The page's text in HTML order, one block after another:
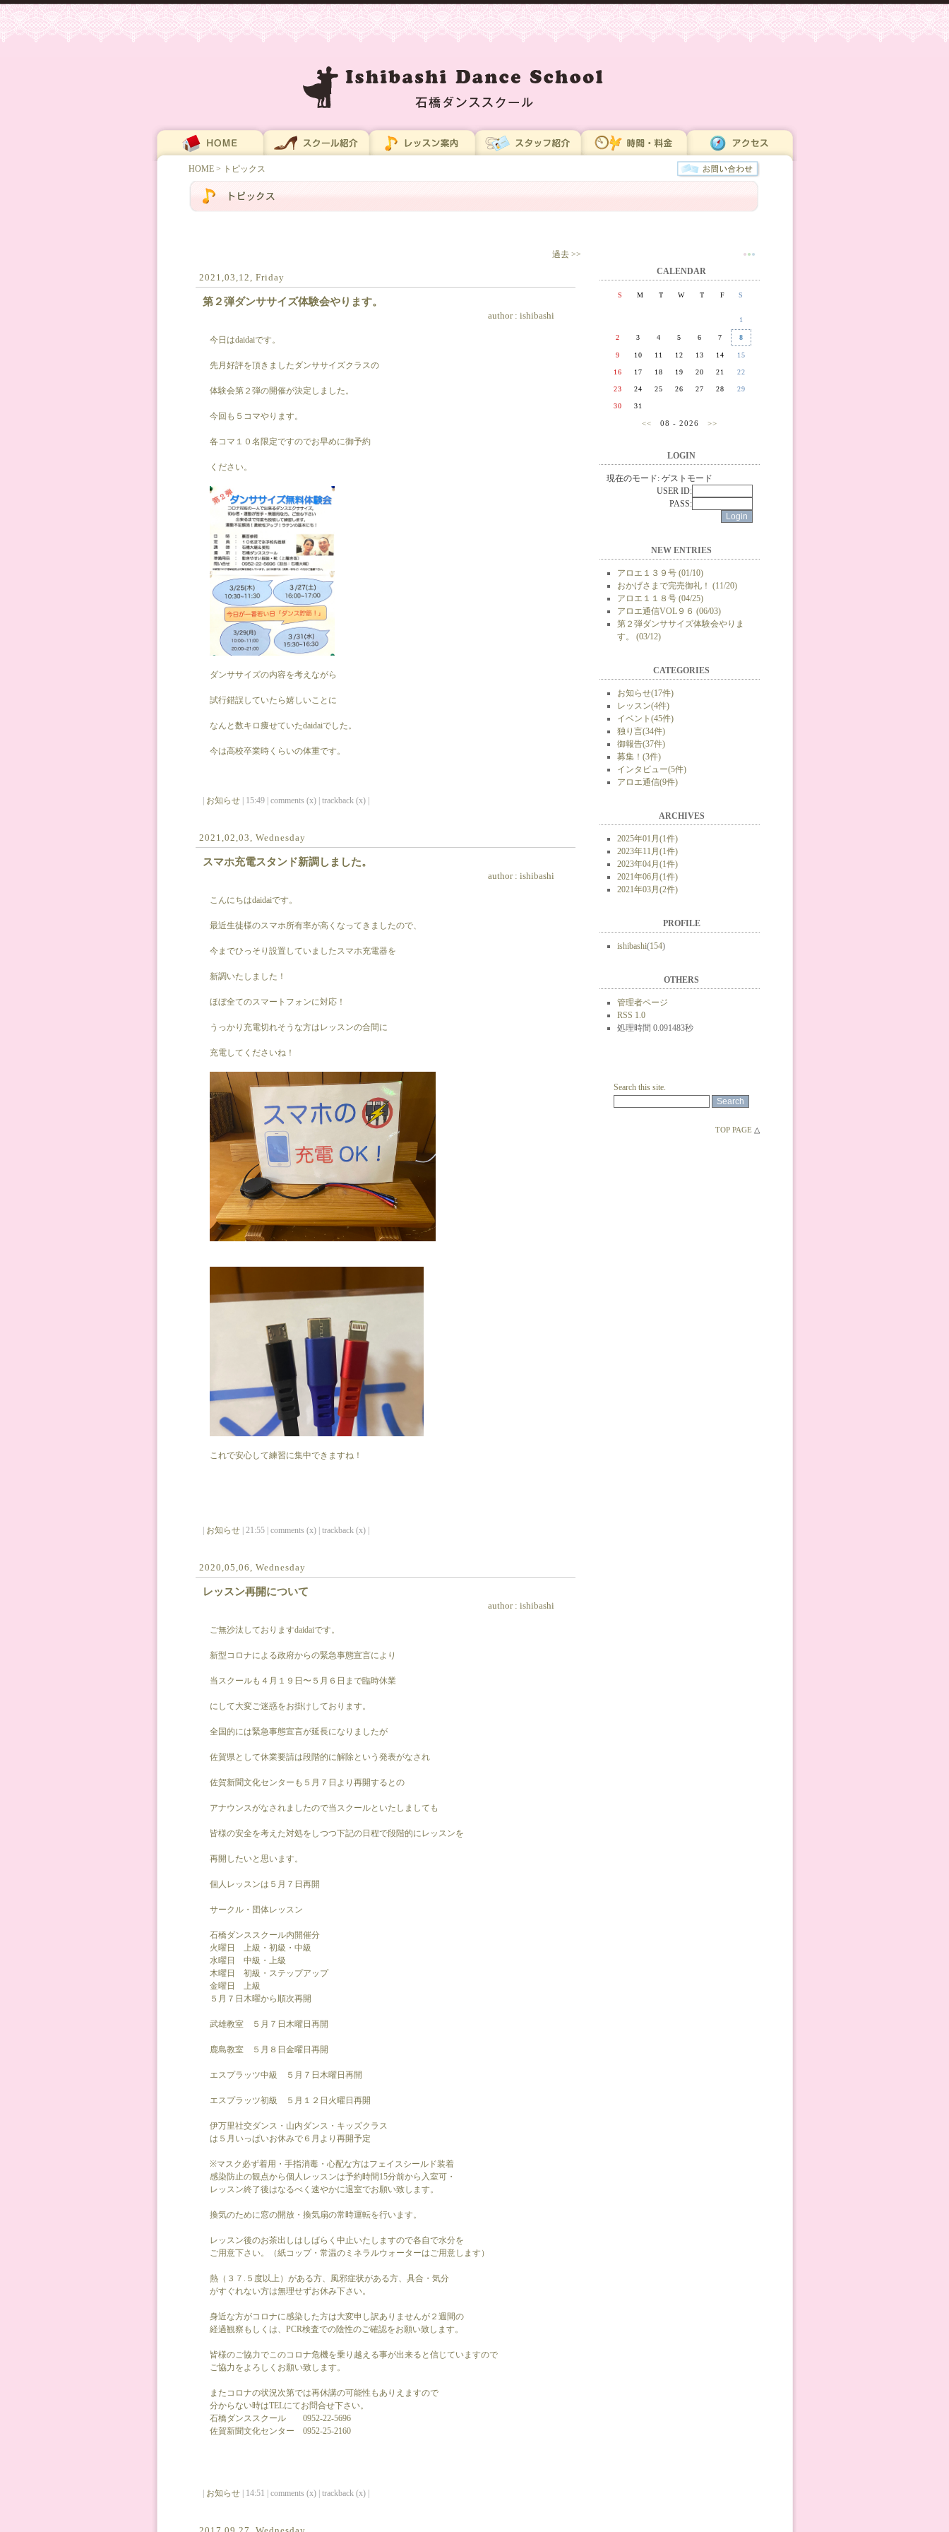
HOME > トピックス
過去 >>
2021,03,12, Friday
第２弾ダンササイズ体験会やります。
author : ishibashi
今日はdaidaiです。
先月好評を頂きましたダンササイズクラスの
体験会第２弾の開催が決定しました。
今回も５コマやります。
各コマ１０名限定ですのでお早めに御予約
ください。
ダンササイズの内容を考えながら
試行錯誤していたら嬉しいことに
なんと数キロ痩せていたdaidaiでした。
今は高校卒業時くらいの体重です。
お知らせ | 15:49 | comments (x) | trackback (x) |
2021,02,03, Wednesday
スマホ充電スタンド新調しました。
author : ishibashi
こんにちはdaidaiです。
最近生徒様のスマホ所有率が高くなってきましたので、
今までひっそり設置していましたスマホ充電器を
新調いたしました！
ほぼ全てのスマートフォンに対応！
うっかり充電切れそうな方はレッスンの合間に
充電してくださいね！
これで安心して練習に集中できますね！
お知らせ | 21:55 | comments (x) | trackback (x) |
2020,05,06, Wednesday
レッスン再開について
author : ishibashi
ご無沙汰しておりますdaidaiです。
新型コロナによる政府からの緊急事態宣言により
当スクールも４月１９日〜５月６日まで臨時休業
にして大変ご迷惑をお掛けしております。
全国的には緊急事態宣言が延長になりましたが
佐賀県として休業要請は段階的に解除という発表がなされ
佐賀新聞文化センターも５月７日より再開するとの
アナウンスがなされましたので当スクールといたしましても
皆様の安全を考えた対処をしつつ下記の日程で段階的にレッスンを
再開したいと思います。
個人レッスンは５月７日再開
サークル・団体レッスン
石橋ダンススクール内開催分
火曜日 上級・初級・中級
水曜日 中級・上級
木曜日 初級・ステップアップ
金曜日 上級
５月７日木曜から順次再開
武雄教室 ５月７日木曜日再開
鹿島教室 ５月８日金曜日再開
エスプラッツ中級 ５月７日木曜日再開
エスプラッツ初級 ５月１２日火曜日再開
伊万里社交ダンス・山内ダンス・キッズクラス
は５月いっぱいお休みで６月より再開予定
※マスク必ず着用・手指消毒・心配な方はフェイスシールド装着
感染防止の観点から個人レッスンは予約時間15分前から入室可・
レッスン終了後はなるべく速やかに退室でお願い致します。
換気のために窓の開放・換気扇の常時運転を行います。
レッスン後のお茶出しはしばらく中止いたしますので各自で水分を
ご用意下さい。（紙コップ・常温のミネラルウォーターはご用意します）
熱（３７.５度以上）がある方、風邪症状がある方、具合・気分
がすぐれない方は無理せずお休み下さい。
身近な方がコロナに感染した方は大変申し訳ありませんが２週間の
経過観察もしくは、PCR検査での陰性のご確認をお願い致します。
皆様のご協力でこのコロナ危機を乗り越える事が出来ると信じていますので
ご協力をよろしくお願い致します。
またコロナの状況次第では再休講の可能性もありえますので
分からない時はTELにてお問合せ下さい。
石橋ダンススクール 0952-22-5696
佐賀新聞文化センター 0952-25-2160
お知らせ | 14:51 | comments (x) | trackback (x) |
●●●
CALENDAR
S M T W T F S
1
2 3 4 5 6 7 8
9 10 11 12 13 14 15
16 17 18 19 20 21 22
23 24 25 26 27 28 29
30 31
<< 08 - 2026>>
LOGIN
現在のモード: ゲストモード
USER ID:
PASS:
NEW ENTRIES
アロエ１３９号 (01/10)
おかげさまで完売御礼！ (11/20)
アロエ１１８号 (04/25)
アロエ通信VOL９６ (06/03)
第２弾ダンササイズ体験会やりま
す。 (03/12)
CATEGORIES
お知らせ(17件)
レッスン(4件)
イベント(45件)
独り言(34件)
御報告(37件)
募集！(3件)
インタビュー(5件)
アロエ通信(9件)
ARCHIVES
2025年01月(1件)
2023年11月(1件)
2023年04月(1件)
2021年06月(1件)
2021年03月(2件)
PROFILE
ishibashi(154)
OTHERS
管理者ページ
RSS 1.0
処理時間 0.091483秒
Search this site.
TOP PAGE △